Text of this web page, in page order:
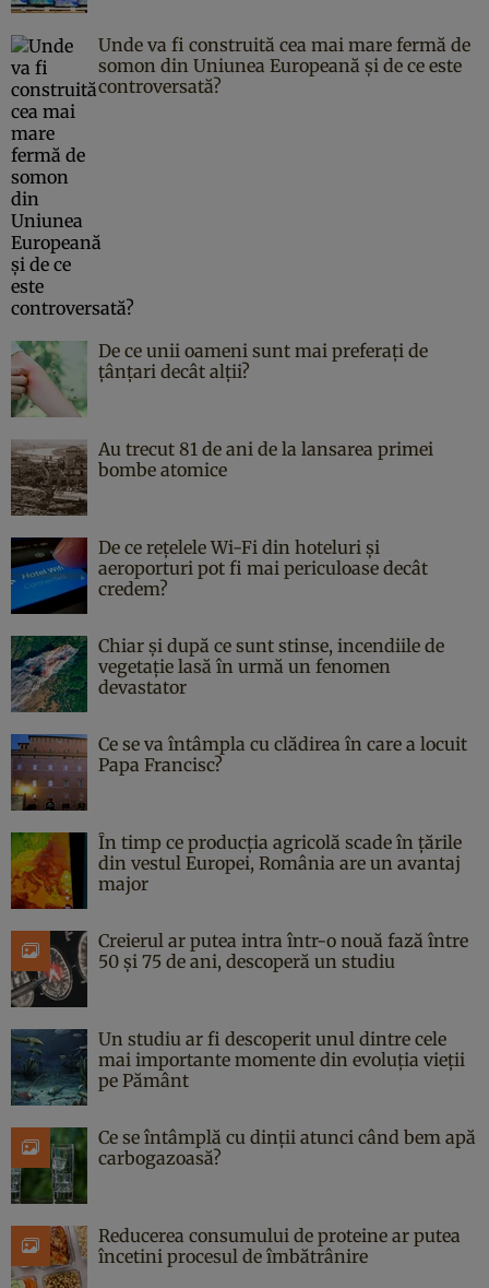
Unde va fi construită cea mai mare fermă de
somon din Uniunea Europeană și de ce este
controversată?
De ce unii oameni sunt mai preferați de
țânțari decât alții?
Au trecut 81 de ani de la lansarea primei
bombe atomice
De ce rețelele Wi-Fi din hoteluri și
aeroporturi pot fi mai periculoase decât
credem?
Chiar și după ce sunt stinse, incendiile de
vegetație lasă în urmă un fenomen
devastator
Ce se va întâmpla cu clădirea în care a locuit
Papa Francisc?
În timp ce producția agricolă scade în țările
din vestul Europei, România are un avantaj
major
Creierul ar putea intra într-o nouă fază între
50 și 75 de ani, descoperă un studiu
Un studiu ar fi descoperit unul dintre cele
mai importante momente din evoluția vieții
pe Pământ
Ce se întâmplă cu dinții atunci când bem apă
carbogazoasă?
Reducerea consumului de proteine ar putea
încetini procesul de îmbătrânire